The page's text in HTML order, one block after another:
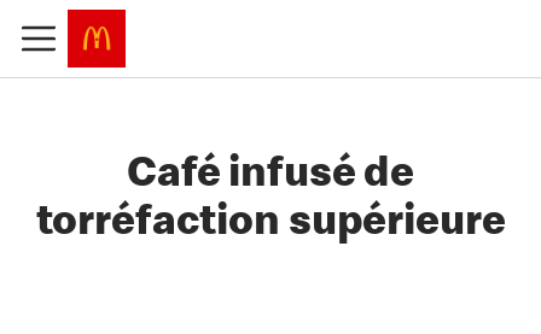
Café infusé de
torréfaction supérieure